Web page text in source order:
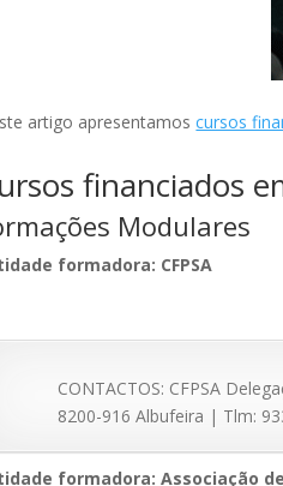
artigo apresentamoscursos
financiados
Modulares
formadora: CFPSA
CONTACTOS: CFPSA
8200-916 Albufeira | Tlm:
formadora: Associação